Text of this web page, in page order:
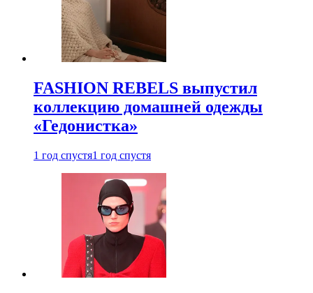
FASHION REBELS выпустил
коллекцию домашней одежды
«Гедонистка»
1 год спустя1 год спустя